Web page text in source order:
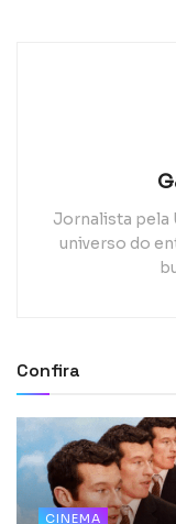
Jornalista pela
universo do
Confira
CINEMA